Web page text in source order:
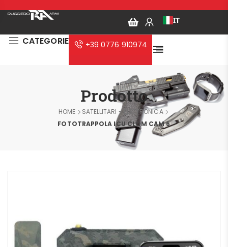
IT
CATEGORIE +39 0776 910974
Prodotto
HOME
SATELLITARI - ELETTRONICA
FOTOTRAPPOLA ICU CLOM CAM 6